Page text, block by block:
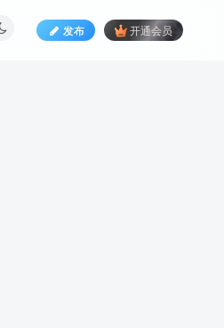
发布 开通会员